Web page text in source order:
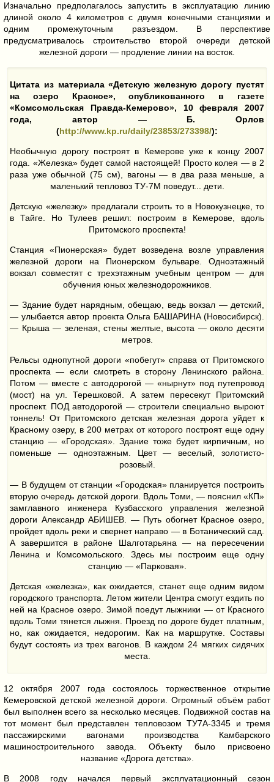
Изначально предполагалось запустить в эксплуатацию линию
длиной около 4 километров с двумя конечными станциями и
одним промежуточным разъездом. В перспективе
предусматривалось строительство второй очереди детской
железной дороги — продление линии на восток.
Цитата из материала «Детскую железную дорогу пустят
на озеро Красное», опубликованного в газете
«Комсомольская Правда-Кемерово», 10 февраля 2007
года, автор — Б. Орлов
(http://www.kp.ru/daily/23853/273398/):
Необычную дорогу построят в Кемерове уже к концу 2007
года. «Железка» будет самой настоящей! Просто колея — в 2
раза уже обычной (75 см), вагоны — в два раза меньше, а
маленький тепловоз ТУ-7М поведут... дети.
Детскую «железку» предлагали строить то в Новокузнецке, то
в Тайге. Но Тулеев решил: построим в Кемерове, вдоль
Притомского проспекта!
Станция «Пионерская» будет возведена возле управления
железной дороги на Пионерском бульваре. Одноэтажный
вокзал совместят с трехэтажным учебным центром — для
обучения юных железнодорожников.
— Здание будет нарядным, обещаю, ведь вокзал — детский,
— улыбается автор проекта Ольга БАШАРИНА (Новосибирск).
— Крыша — зеленая, стены желтые, высота — около десяти
метров.
Рельсы однопутной дороги «побегут» справа от Притомского
проспекта — если смотреть в сторону Ленинского района.
Потом — вместе с автодорогой — «нырнут» под путепровод
(мост) на ул. Терешковой. А затем пересекут Притомский
проспект. ПОД автодорогой — строители специально выроют
тоннель! От Притомского детская железная дорога уйдет к
Красному озеру, в 200 метрах от которого построят еще одну
станцию — «Городская». Здание тоже будет кирпичным, но
поменьше — одноэтажным. Цвет — веселый, золотисто-
розовый.
— В будущем от станции «Городская» планируется построить
вторую очередь детской дороги. Вдоль Томи, — пояснил «КП»
замглавного инженера Кузбасского управления железной
дороги Александр АБИШЕВ. — Путь обогнет Красное озеро,
пройдет вдоль реки и свернет направо — в Ботанический сад.
А завершится в районе Шалготарьяна — на пересечении
Ленина и Комсомольского. Здесь мы построим еще одну
станцию — «Парковая».
Детская «железка», как ожидается, станет еще одним видом
городского транспорта. Летом жители Центра смогут ездить по
ней на Красное озеро. Зимой поедут лыжники — от Красного
вдоль Томи тянется лыжня. Проезд по дороге будет платным,
но, как ожидается, недорогим. Как на маршрутке. Составы
будут состоять из трех вагонов. В каждом 24 мягких сидячих
места.
12 октября 2007 года состоялось торжественное открытие
Кемеровской детской железной дороги. Огромный объём работ
был выполнен всего за несколько месяцев. Подвижной состав на
тот момент был представлен тепловозом ТУ7А-3345 и тремя
пассажирскими вагонами производства Камбарского
машиностроительного завода. Объекту было присвоено
название «Дорога детства».
В 2008 году начался первый эксплуатационный сезон